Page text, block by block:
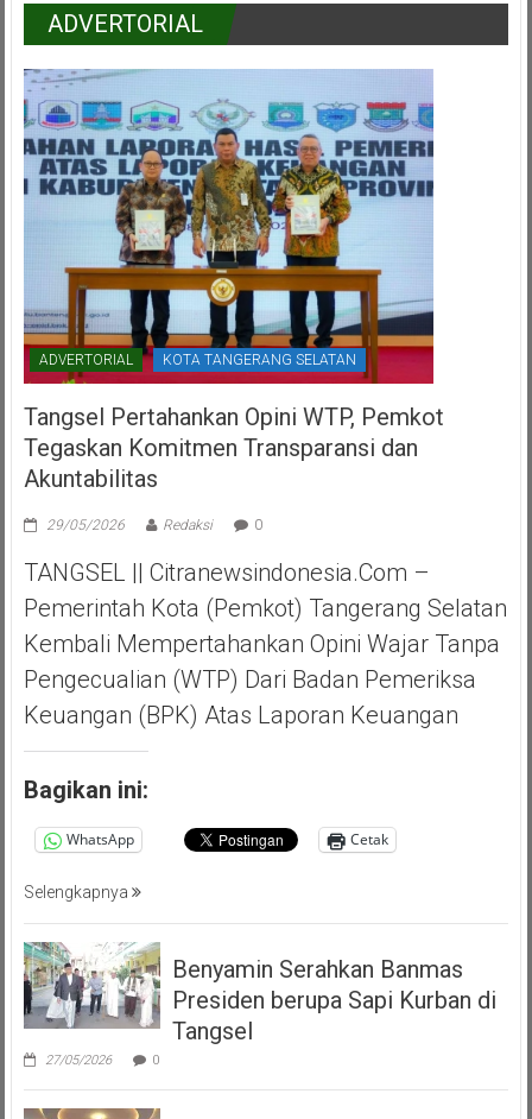
ADVERTORIAL
ADVERTORIAL KOTA TANGERANG SELATAN
Tangsel Pertahankan Opini WTP, Pemkot
Tegaskan Komitmen Transparansi dan
Akuntabilitas
29/05/2026 Redaksi 0
TANGSEL || Citranewsindonesia.com –
Pemerintah Kota (Pemkot) Tangerang Selatan
Kembali Mempertahankan Opini Wajar Tanpa
Pengecualian (WTP) Dari Badan Pemeriksa
Keuangan (BPK) Atas Laporan Keuangan
Bagikan ini:
WhatsApp Cetak
Selengkapnya
Benyamin Serahkan Banmas
Presiden berupa Sapi Kurban di
Tangsel
27/05/2026 0